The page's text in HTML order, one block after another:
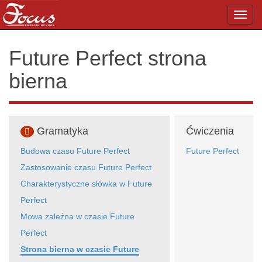
Future Perfect strona
bierna
Gramatyka
Budowa czasu Future Perfect
Zastosowanie czasu Future Perfect
Charakterystyczne słówka w Future
Perfect
Mowa zależna w czasie Future
Perfect
Strona bierna w czasie Future
Ćwiczenia
Future Perfect